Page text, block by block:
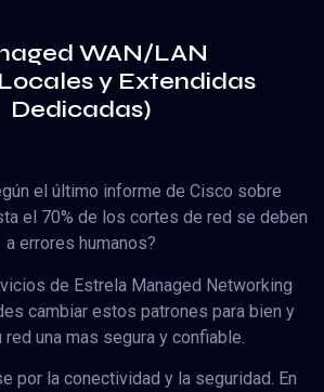
WAN/LAN
y Extendidas
Dedicadas)
el último informe de Cisco sobre
el 70% de los cortes de red se deben
a errores humanos?
de Estrela Managed Networking
cambiar estos patrones para bien y
red una mas segura y confiable.
por la conectividad y la seguridad. En